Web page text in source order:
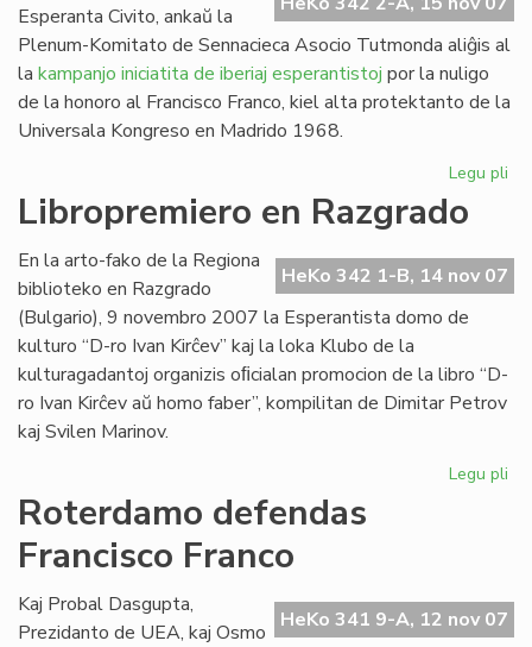
Esperanta Civito, ankaŭ la
Plenum-Komitato de Sennacieca Asocio Tutmonda aliĝis al
la kampanjo iniciatita de iberiaj esperantistoj por la nuligo
de la honoro al Francisco Franco, kiel alta protektanto de la
Universala Kongreso en Madrido 1968.
Legu pli
Libropremiero en Razgrado
HeKo 342 1-B, 14 nov 07
En la arto-fako de la Regiona
biblioteko en Razgrado
(Bulgario), 9 novembro 2007 la Esperantista domo de
kulturo “D-ro Ivan Kirĉev” kaj la loka Klubo de la
kulturagadantoj organizis oﬁcialan promocion de la libro “D-
ro Ivan Kirĉev aŭ homo faber”, kompilitan de Dimitar Petrov
kaj Svilen Marinov.
Legu pli
Roterdamo defendas
Francisco Franco
HeKo 341 9-A, 12 nov 07
Kaj Probal Dasgupta,
Prezidanto de UEA, kaj Osmo